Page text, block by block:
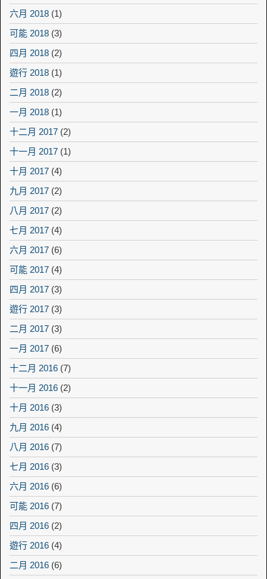
六月 2018 (1)
可能 2018 (3)
四月 2018 (2)
遊行 2018 (1)
二月 2018 (2)
一月 2018 (1)
十二月 2017 (2)
十一月 2017 (1)
十月 2017 (4)
九月 2017 (2)
八月 2017 (2)
七月 2017 (4)
六月 2017 (6)
可能 2017 (4)
四月 2017 (3)
遊行 2017 (3)
二月 2017 (3)
一月 2017 (6)
十二月 2016 (7)
十一月 2016 (2)
十月 2016 (3)
九月 2016 (4)
八月 2016 (7)
七月 2016 (3)
六月 2016 (6)
可能 2016 (7)
四月 2016 (2)
遊行 2016 (4)
二月 2016 (6)